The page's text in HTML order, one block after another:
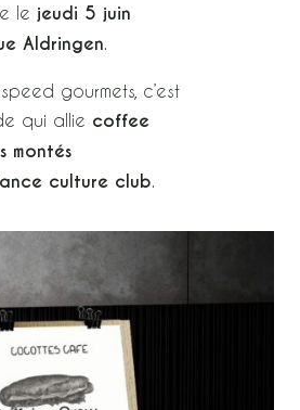
le jeudi 5 juin
Aldringen
gourmets, c’est
qui allie coffee
montés
culture club